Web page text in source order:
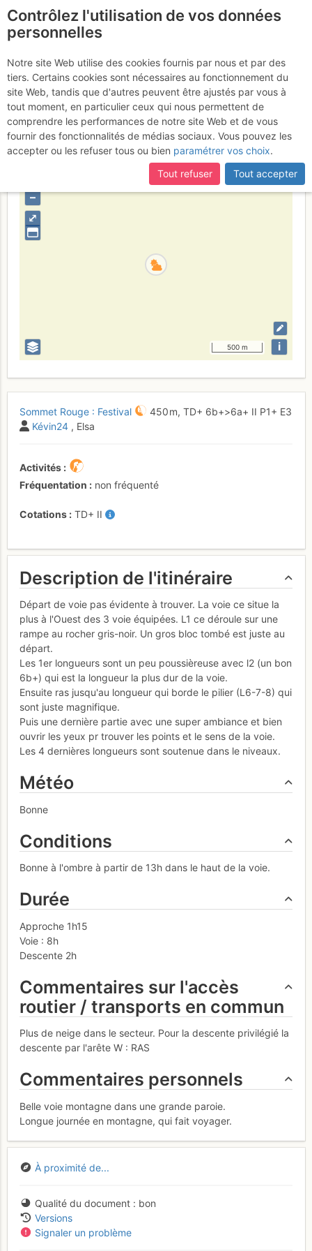
Sommet Rouge :
Festival
Samedi 17 juin 2017
France Alpes-de-Haute-Provence Queyras S -
Parpaillon - Ubaye - Orrenaye
⤢
–
500 m i
Sommet Rouge : Festival 450 m, TD+ 6b+>6a+ II P1+ E3
Kévin24 , Elsa
Activités
Fréquentation
non fréquenté
Cotations TD+ II
Description de l'itinéraire
Départ de voie pas évidente à trouver. La voie ce situe la
plus à l'Ouest des 3 voie équipées. L1 ce déroule sur une
rampe au rocher gris-noir. Un gros bloc tombé est juste au
départ.
Les 1er longueurs sont un peu poussièreuse avec l2 (un bon
6b+) qui est la longueur la plus dur de la voie.
Ensuite ras jusqu'au longueur qui borde le pilier (L6-7-8) qui
sont juste magnifique.
Puis une dernière partie avec une super ambiance et bien
ouvrir les yeux pr trouver les points et le sens de la voie.
Les 4 dernières longueurs sont soutenue dans le niveaux.
Météo
Bonne
Conditions
Bonne à l'ombre à partir de 13h dans le haut de la voie.
Durée
Approche 1h15
Voie : 8h
Descente 2h
Commentaires sur l'accès
routier / transports en commun
Plus de neige dans le secteur. Pour la descente privilégié la
descente par l'arête W : RAS
Commentaires personnels
Belle voie montagne dans une grande paroie.
Longue journée en montagne, qui fait voyager.
À proximité de...
Qualité du document
bon
Versions
Signaler un problème
Contrôlez l'utilisation de vos données
personnelles
Notre site Web utilise des cookies fournis par nous et par des
tiers. Certains cookies sont nécessaires au fonctionnement du
site Web, tandis que d'autres peuvent être ajustés par vous à
tout moment, en particulier ceux qui nous permettent de
comprendre les performances de notre site Web et de vous
fournir des fonctionnalités de médias sociaux. Vous pouvez les
accepter ou les refuser tous ou bien paramétrer vos choix.
Tout refuser
Tout accepter